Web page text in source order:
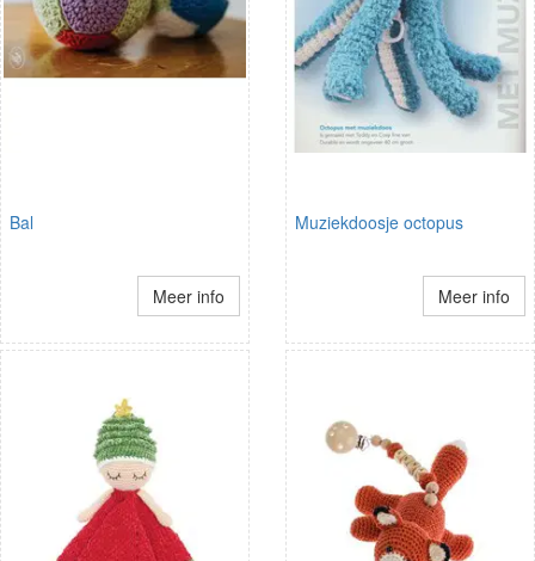
Bal
Meer info
Muziekdoosje octopus
Meer info